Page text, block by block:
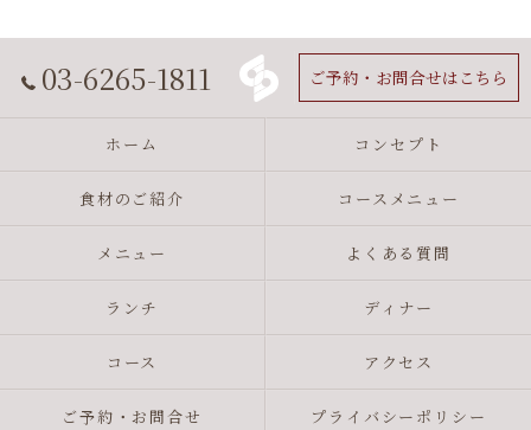
03-6265-1811 ご予約・お問合せはこちら
ホーム コンセプト
食材のご紹介 コースメニュー
メニュー よくある質問
ランチ ディナー
コース アクセス
ご予約・お問合せ プライバシーポリシー